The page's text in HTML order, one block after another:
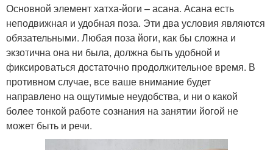
Основной элемент хатха-йоги – асана. Асана есть
неподвижная и удобная поза. Эти два условия являются
обязательными. Любая поза йоги, как бы сложна и
экзотична она ни была, должна быть удобной и
фиксироваться достаточно продолжительное время. В
противном случае, все ваше внимание будет
направлено на ощутимые неудобства, и ни о какой
более тонкой работе сознания на занятии йогой не
может быть и речи.